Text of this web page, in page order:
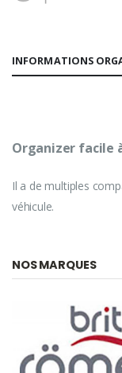
INFORMATIONS
Organizer facile
Il a de multiples
véhicule.
NOS MARQUES